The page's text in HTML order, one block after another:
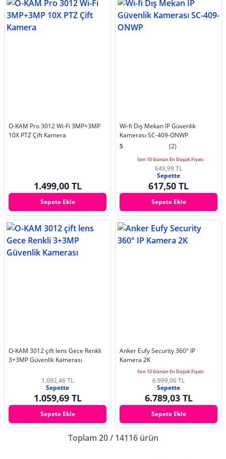
O-KAM Pro 3012 Wi-Fi 3MP+3MP
10X PTZ Çift Kamera
1.499,00 TL
Sepete Ekle
Wi-fi Dış Mekan İP Güvenlik
Kamerası SC-409-ONWP
5
(2)
Son 10 Günün En Düşük Fiyatı
649,99 TL
Sepette
617,50 TL
Sepete Ekle
O-KAM 3012 çift lens Gece Renkli
3+3MP Güvenlik Kamerası
1.092,46 TL
Sepette
1.059,69 TL
Sepete Ekle
Anker Eufy Security 360° IP
Kamera 2K
Son 10 Günün En Düşük Fiyatı
6.999,00 TL
Sepette
6.789,03 TL
Sepete Ekle
Toplam 20 / 14116 ürün